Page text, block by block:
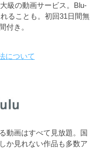
級の動画サービス。Blu-
ることも。初回31日間無
付き。
について
動画はすべて見放題。国
か見れない作品も多数ア